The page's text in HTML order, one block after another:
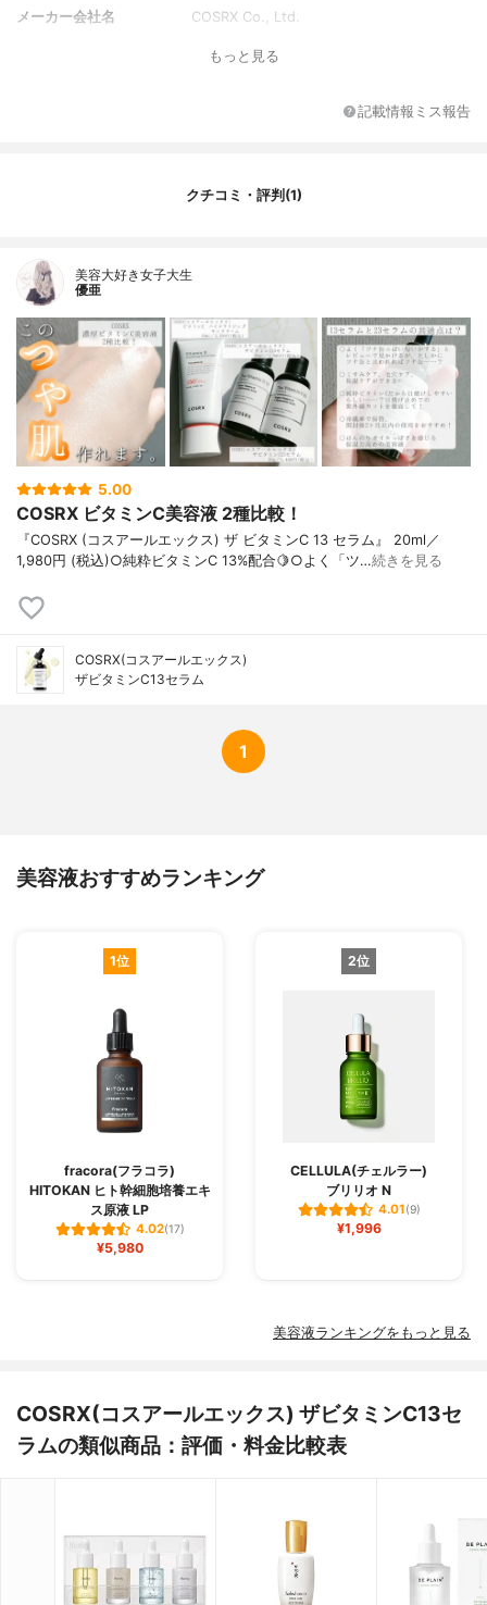
メーカー会社名 COSRX Co., Ltd.
もっと見る
記載情報ミス報告
クチコミ・評判(1)
美容大好き女子大生
優亜
5.00
COSRX ビタミンC美容液 2種比較！
『COSRX (コスアールエックス) ザ ビタミンC 13 セラム』 20ml／
1,980円 (税込)○純粋ビタミンC 13%配合🍋○よく「ツ…続きを見る
COSRX(コスアールエックス)
ザビタミンC13セラム
1
美容液おすすめランキング
1位
fracora(フラコラ)
HITOKAN ヒト幹細胞培養エキ
ス原液 LP
4.02(17)
¥5,980
2位
CELLULA(チェルラー)
ブリリオ N
4.01(9)
¥1,996
美容液ランキングをもっと見る
COSRX(コスアールエックス) ザビタミンC13セ
ラムの類似商品：評価・料金比較表